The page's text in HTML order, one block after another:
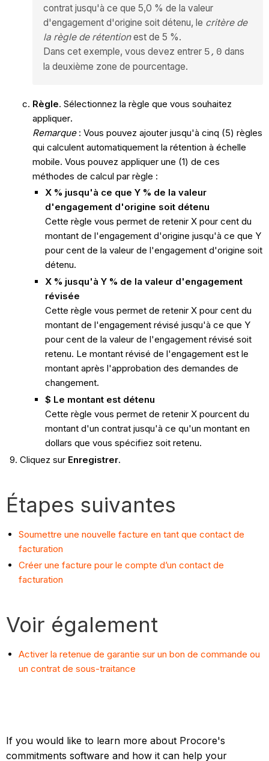
contrat jusqu'à ce que 5,0 % de la valeur
d'engagement d'origine soit détenu, le critère de
la règle de rétentionest de 5 %.
Dans cet exemple, vous devez entrer 5,0 dans
la deuxième zone de pourcentage.
Règle. Sélectionnez la règle que vous souhaitez
appliquer.
Remarque: Vous pouvez ajouter jusqu'à cinq (5) règles
qui calculent automatiquement la rétention à échelle
mobile. Vous pouvez appliquer une (1) de ces
méthodes de calcul par règle :
X % jusqu'à ce que Y % de la valeur
d'engagement d'origine soit détenu
Cette règle vous permet de retenir X pour cent du
montant de l'engagement d'origine jusqu'à ce que Y
pour cent de la valeur de l'engagement d'origine soit
détenu.
X % jusqu'à Y % de la valeur d'engagement
révisée
Cette règle vous permet de retenir X pour cent du
montant de l'engagement révisé jusqu'à ce que Y
pour cent de la valeur de l'engagement révisé soit
retenu. Le montant révisé de l'engagement est le
montant après l'approbation des demandes de
changement.
$ Le montant est détenu
Cette règle vous permet de retenir X pourcent du
montant d'un contrat jusqu'à ce qu'un montant en
dollars que vous spécifiez soit retenu.
Cliquez sur Enregistrer.
Étapes suivantes
Soumettre une nouvelle facture en tant que contact de
facturation
Créer une facture pour le compte d’un contact de
facturation
Voir également
Activer la retenue de garantie sur un bon de commande ou
un contrat de sous-traitance
If you would like to learn more about Procore's
commitments software and how it can help your